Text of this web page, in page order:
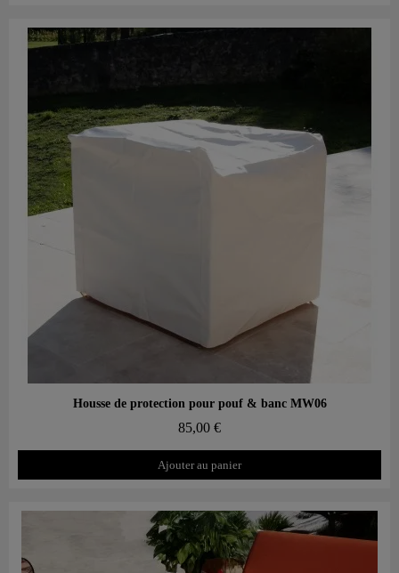
Aperçu rapide
Housse de protection pour pouf & banc MW06
85,00 €
Ajouter au panier